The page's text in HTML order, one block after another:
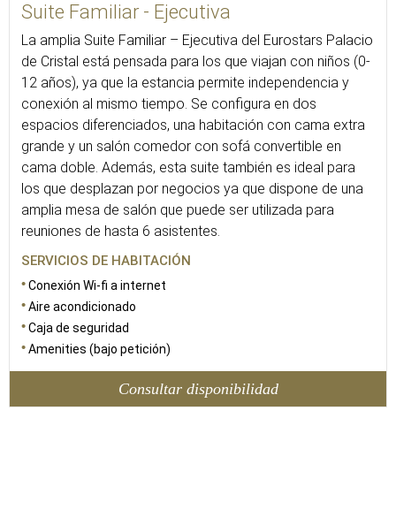
Suite Familiar - Ejecutiva
La amplia Suite Familiar – Ejecutiva del Eurostars Palacio
de Cristal está pensada para los que viajan con niños (0-
12 años), ya que la estancia permite independencia y
conexión al mismo tiempo. Se configura en dos
espacios diferenciados, una habitación con cama extra
grande y un salón comedor con sofá convertible en
cama doble. Además, esta suite también es ideal para
los que desplazan por negocios ya que dispone de una
amplia mesa de salón que puede ser utilizada para
reuniones de hasta 6 asistentes.
SERVICIOS DE HABITACIÓN
Conexión Wi-fi a internet
Aire acondicionado
Caja de seguridad
Amenities (bajo petición)
Consultar disponibilidad